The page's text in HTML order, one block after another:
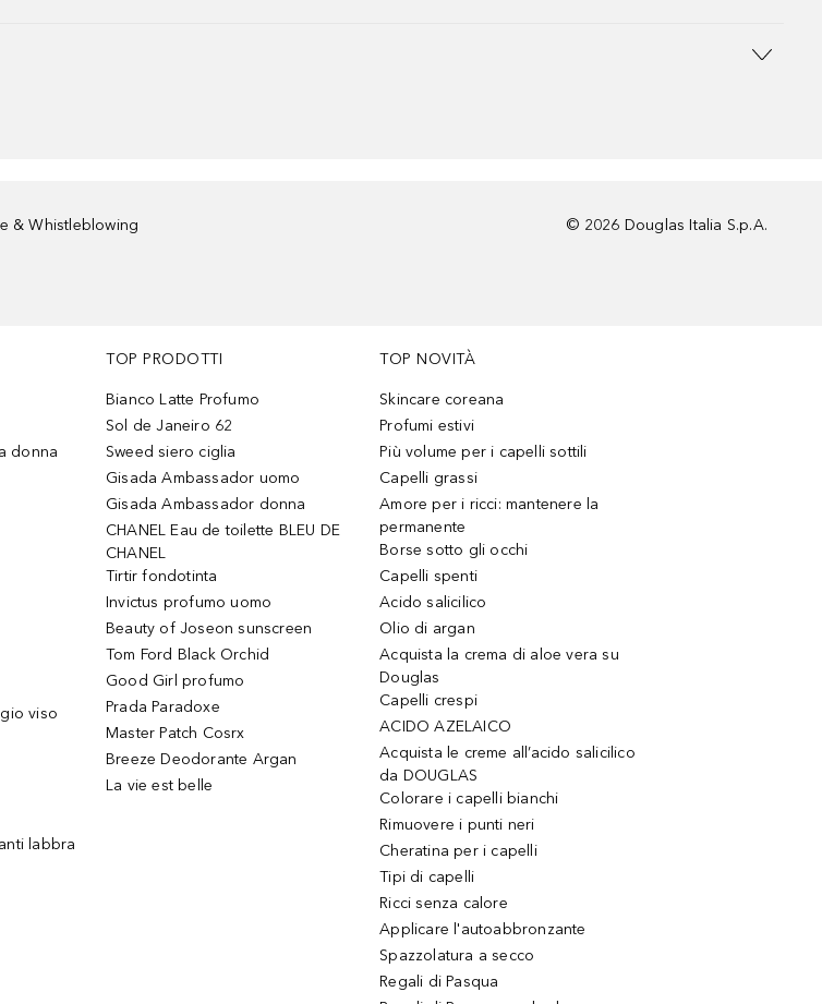
& Whistleblowing
© 2026 Douglas Italia S.p.A.
donna
viso
labbra
TOP PRODOTTI
Bianco Latte Profumo
Sol de Janeiro 62
Sweed siero ciglia
Gisada Ambassador uomo
Gisada Ambassador donna
CHANEL Eau de toilette BLEU DE
CHANEL
Tirtir fondotinta
Invictus profumo uomo
Beauty of Joseon sunscreen
Tom Ford Black Orchid
Good Girl profumo
Prada Paradoxe
Master Patch Cosrx
Breeze Deodorante Argan
La vie est belle
TOP NOVITÀ
Skincare coreana
Profumi estivi
Più volume per i capelli sottili
Capelli grassi
Amore per i ricci: mantenere la
permanente
Borse sotto gli occhi
Capelli spenti
Acido salicilico
Olio di argan
Acquista la crema di aloe vera su
Douglas
Capelli crespi
ACIDO AZELAICO
Acquista le creme all’acido salicilico
da DOUGLAS
Colorare i capelli bianchi
Rimuovere i punti neri
Cheratina per i capelli
Tipi di capelli
Ricci senza calore
Applicare l'autoabbronzante
Spazzolatura a secco
Regali di Pasqua